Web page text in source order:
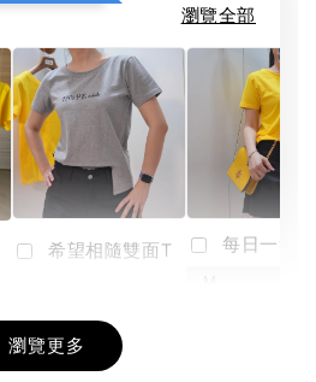
瀏覽全部
+
希望相隨雙面T
NT$ 190
-
每日一笑
瀏覽更多